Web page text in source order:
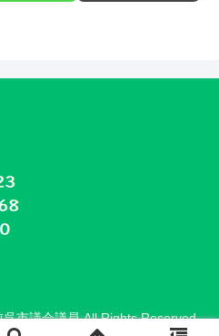
市議会議員 All Rights Reserved.